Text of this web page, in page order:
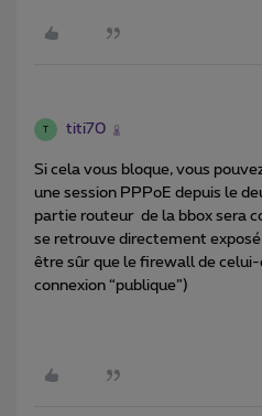
T titi70
Si cela vous bloque, vous
une session PPPoE depuis le
partie routeur de la bbox sera
se retrouve directement
être sûr que le firewall de celui-
connexion “publique”)